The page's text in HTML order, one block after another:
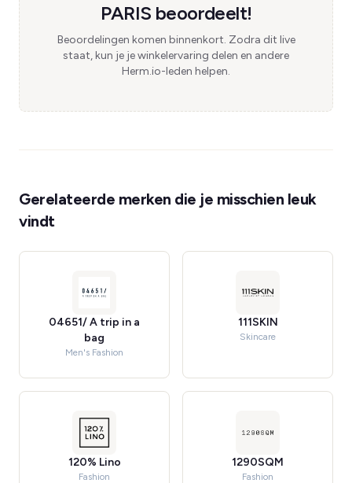
PARIS beoordeelt!
Beoordelingen komen binnenkort. Zodra dit live
staat, kun je je winkelervaring delen en andere
Herm.io-leden helpen.
Gerelateerde merken die je misschien leuk
vindt
04651/ A trip in a
bag
Men's Fashion
111SKIN
Skincare
120% Lino
Fashion
1290SQM
Fashion